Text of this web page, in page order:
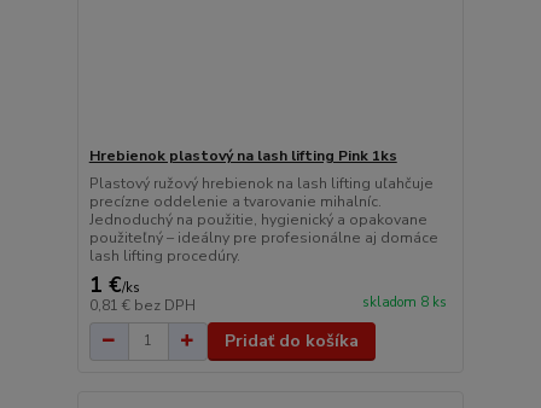
Hrebienok plastový na lash lifting Pink 1ks
Plastový ružový hrebienok na lash lifting uľahčuje
precízne oddelenie a tvarovanie mihalníc.
Jednoduchý na použitie, hygienický a opakovane
použiteľný – ideálny pre profesionálne aj domáce
lash lifting procedúry.
1 €/ks
0,81 € bez DPH skladom 8 ks
Pridať do košíka